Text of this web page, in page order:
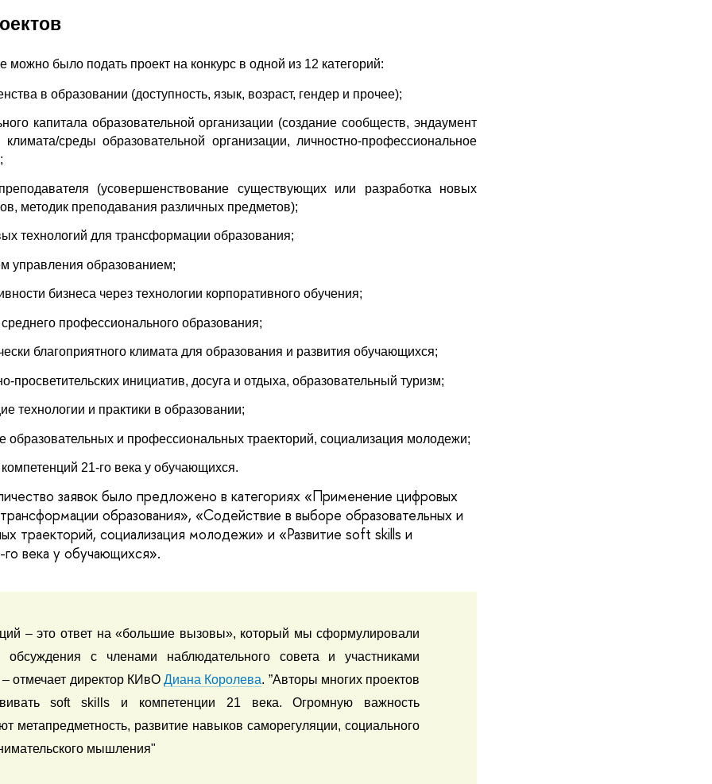
можно было подать проект на конкурс в одной из 12 категорий:
в образовании (доступность, язык, возраст, гендер и прочее);
капитала образовательной организации (создание сообществ, эндаумент
среды образовательной организации, личностно-профессиональное
(усовершенствование существующих или разработка новых
методик преподавания различных предметов);
технологий для трансформации образования;
управления образованием;
бизнеса через технологии корпоративного обучения;
профессионального образования;
благоприятного климата для образования и развития обучающихся;
просветительских инициатив, досуга и отдыха, образовательный туризм;
технологии и практики в образовании;
образовательных и профессиональных траекторий, социализация молодежи;
21-го века у обучающихся.
заявок было предложено в категориях «Применение цифровых
образования», «Содействие в выборе образовательных и
траекторий, социализация молодежи» и «Развитие soft skills и
века у обучающихся».
– это ответ на «большие вызовы», который мы сформулировали
обсуждения с членами наблюдательного совета и участниками
– отмечает директор КИвО Диана Королева. ”Авторы многих проектов
soft skills и компетенции 21 века. Огромную важность
метапредметность, развитие навыков саморегуляции, социального
мышления"